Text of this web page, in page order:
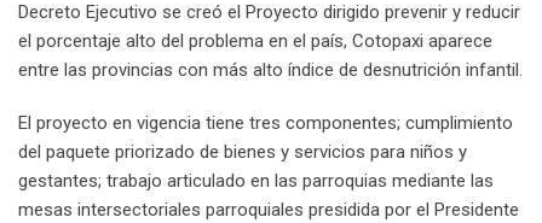
Decreto Ejecutivo se creó el Proyecto dirigido prevenir y reducir
el porcentaje alto del problema en el país, Cotopaxi aparece
entre las provincias con más alto índice de desnutrición infantil.
El proyecto en vigencia tiene tres componentes; cumplimiento
del paquete priorizado de bienes y servicios para niños y
gestantes; trabajo articulado en las parroquias mediante las
mesas intersectoriales parroquiales presidida por el Presidente